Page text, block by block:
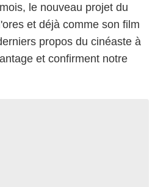
le nouveau projet du
et déjà comme son film
propos du cinéaste à
et confirment notre